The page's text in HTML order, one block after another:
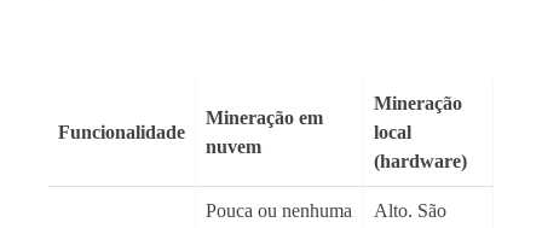
Funcionalidade
Mineração em
nuvem
Mineração
local
(hardware)
Pouca ou nenhuma
Alto. São